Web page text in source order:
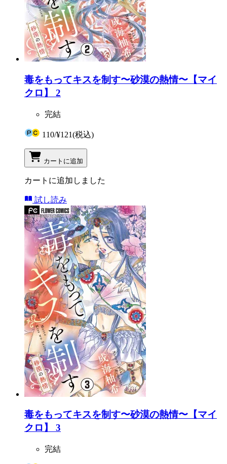
毒をもってキスを制す〜砂漠の熱情〜【マイ
クロ】 2
完結
110/¥121(税込)
カートに追加
カートに追加しました
試し読み
毒をもってキスを制す〜砂漠の熱情〜【マイ
クロ】 3
完結